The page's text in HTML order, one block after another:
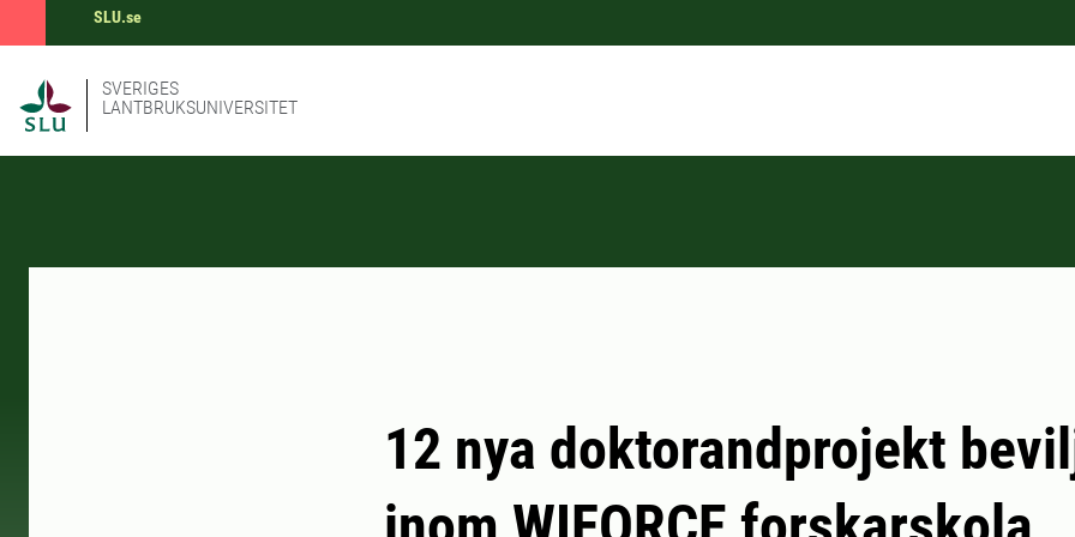
SLU.se
SVERIGES
LANTBRUKSUNIVERSITET
12 nya doktorandprojekt